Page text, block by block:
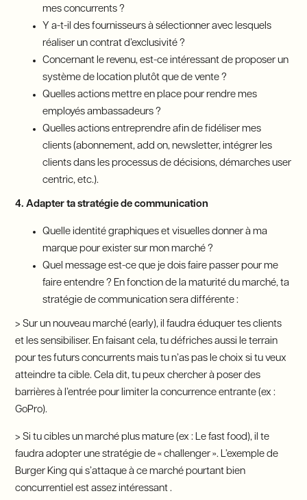
mes concurrents ?
Y a-t-il des fournisseurs à sélectionner avec lesquels
réaliser un contrat d’exclusivité ?
Concernant le revenu, est-ce intéressant de proposer un
système de location plutôt que de vente ?
Quelles actions mettre en place pour rendre mes
employés ambassadeurs ?
Quelles actions entreprendre afin de fidéliser mes
clients (abonnement, add on, newsletter, intégrer les
clients dans les processus de décisions, démarches user
centric, etc.).
4. Adapter ta stratégie de communication
Quelle identité graphiques et visuelles donner à ma
marque pour exister sur mon marché ?
Quel message est-ce que je dois faire passer pour me
faire entendre ? En fonction de la maturité du marché, ta
stratégie de communication sera différente :
> Sur un nouveau marché (early), il faudra éduquer tes clients
et les sensibiliser. En faisant cela, tu défriches aussi le terrain
pour tes futurs concurrents mais tu n’as pas le choix si tu veux
atteindre ta cible. Cela dit, tu peux chercher à poser des
barrières à l’entrée pour limiter la concurrence entrante (ex :
GoPro).
> Si tu cibles un marché plus mature (ex : Le fast food), il te
faudra adopter une stratégie de « challenger ». L’exemple de
Burger King qui s’attaque à ce marché pourtant bien
concurrentiel est assez intéressant .